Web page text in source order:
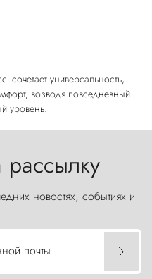
сочетает универсальность,
возводя повседневный
уровень.
рассылку
новостях, событиях и
почты